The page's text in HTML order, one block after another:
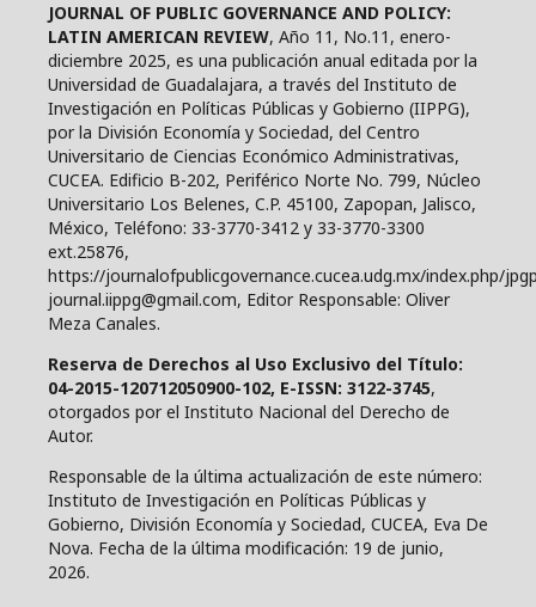
JOURNAL OF PUBLIC GOVERNANCE AND POLICY:
LATIN AMERICAN REVIEW, Año 11, No.11, enero-
diciembre 2025, es una publicación anual editada por la
Universidad de Guadalajara, a través del Instituto de
Investigación en Políticas Públicas y Gobierno (IIPPG),
por la División Economía y Sociedad, del Centro
Universitario de Ciencias Económico Administrativas,
CUCEA. Edificio B-202, Periférico Norte No. 799, Núcleo
Universitario Los Belenes, C.P. 45100, Zapopan, Jalisco,
México, Teléfono: 33-3770-3412 y 33-3770-3300
ext.25876,
https://journalofpublicgovernance.cucea.udg.mx/index.php/
journal.iippg@gmail.com, Editor Responsable: Oliver
Meza Canales.
Reserva de Derechos al Uso Exclusivo del Título:
04-2015-120712050900-102, E-ISSN: 3122-3745,
otorgados por el Instituto Nacional del Derecho de
Autor.
Responsable de la última actualización de este número:
Instituto de Investigación en Políticas Públicas y
Gobierno, División Economía y Sociedad, CUCEA, Eva De
Nova. Fecha de la última modificación: 19 de junio,
2026.